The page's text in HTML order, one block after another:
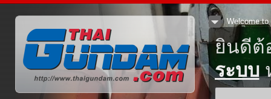
Welcome to
ยินดี
ระบบ